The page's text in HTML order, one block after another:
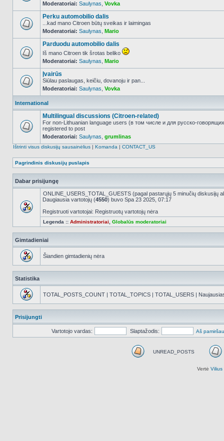
NO_UNREAD_POSTS
Moderatoriai: Saulynas Vovka
NO_UNREAD_POSTS
Perku automobilio dalis
...kad mano Citroen būtų sveikas ir laimingas
Moderatoriai: Saulynas Mario
NO_UNREAD_POSTS
Parduodu automobilio dalis
Iš mano Citroen tik šrotas beliko
Moderatoriai: Saulynas Mario
NO_UNREAD_POSTS
Įvairūs
Siūlau paslaugas, keičiu, dovanoju ir pan...
Moderatoriai: Saulynas Vovka
International
NO_UNREAD_POSTS
Multilingual discussions (Citroen-related)
For non-Lithuanian language users (в том числе и для русско-
registered to post
Moderatoriai: Saulynas grumlinas
Ištrinti visus diskusijų sausainėlius | Komanda | CONTACT_US
Pagrindinis diskusijų puslapis
Dabar prisijungę
ONLINE_USERS_TOTAL_GUESTS (pagal pastarųjų 5 minučių diskusijų
Daugiausia vartotojų (4550) buvo Spa 23 2025, 07:17
Registruoti vartotojai: Registruotų vartotojų nėra
Legenda :: Administratoriai Globalūs moderatoriai
Gimtadieniai
Šiandien gimtadienių nėra
Statistika
TOTAL_POSTS_COUNT | TOTAL_TOPICS | TOTAL_USERS |
Prisijungti
Vartotojo vardas: Slaptažodis: Aš
UNREAD_POSTS
Vertė Vilius